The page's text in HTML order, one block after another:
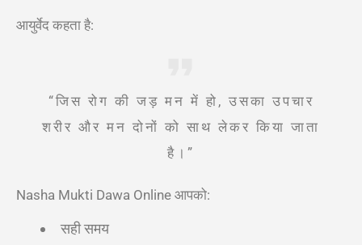
आयुर्वेद कहता है:
“जिस रोग की जड़ मन में हो, उसका उपचार
शरीर और मन दोनों को साथ लेकर किया जाता
है।”
Nasha Mukti Dawa Online आपको:
सही समय